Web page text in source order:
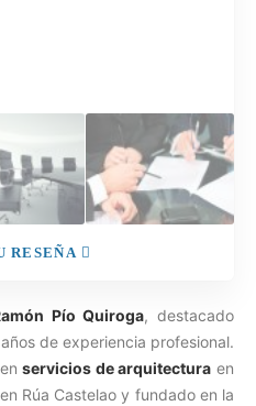
RESEÑA
Pío Quiroga, destacado
de experiencia profesional.
servicios de arquitectura en
Rúa Castelao y fundado en la